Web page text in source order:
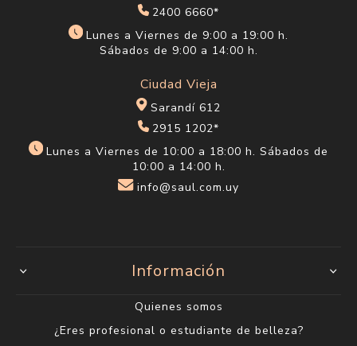
2400 6660*
Lunes a Viernes de 9:00 a 19:00 h.
Sábados de 9:00 a 14:00 h.
Ciudad Vieja
Sarandí 612
2915 1202*
Lunes a Viernes de 10:00 a 18:00 h. Sábados de
10:00 a 14:00 h.
info@saul.com.uy
Información
Quienes somos
¿Eres profesional o estudiante de belleza?